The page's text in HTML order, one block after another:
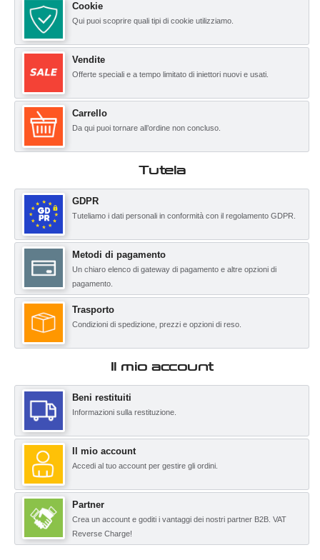
Cookie
Qui puoi scoprire quali tipi di cookie utilizziamo.
Vendite
Offerte speciali e a tempo limitato di iniettori nuovi e usati.
Carrello
Da qui puoi tornare all’ordine non concluso.
Tutela
GDPR
Tuteliamo i dati personali in conformità con il regolamento GDPR.
Metodi di pagamento
Un chiaro elenco di gateway di pagamento e altre opzioni di
pagamento.
Trasporto
Condizioni di spedizione, prezzi e opzioni di reso.
Il mio account
Beni restituiti
Informazioni sulla restituzione.
Il mio account
Accedi al tuo account per gestire gli ordini.
Partner
Crea un account e goditi i vantaggi dei nostri partner B2B. VAT
Reverse Charge!